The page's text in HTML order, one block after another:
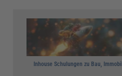
Inhouse Schulungen zu Bau,